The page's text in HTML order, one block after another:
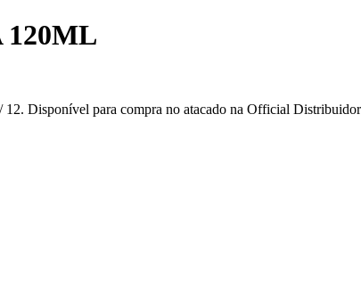
para compra no atacado na Official